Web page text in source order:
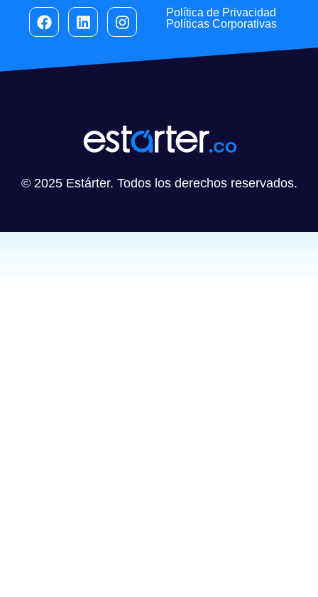
Política de Privacidad
Políticas Corporativas
© 2025 Estárter. Todos los derechos reservados.